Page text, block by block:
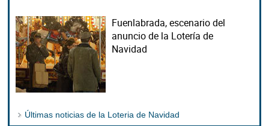
Fuenlabrada, escenario del
anuncio de la Lotería de
Navidad
Últimas noticias de la Loteria de Navidad